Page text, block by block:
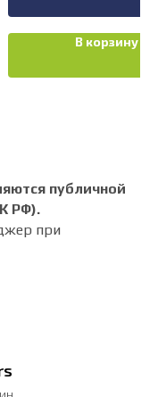
В корзину
публичной
РФ).
при